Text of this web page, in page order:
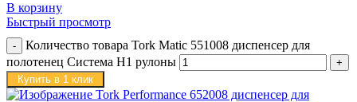
В корзину
Быстрый просмотр
Количество товара Tork Matic 551008 диспенсер для
полотенец Система H1 рулоны
Купить в 1 клик